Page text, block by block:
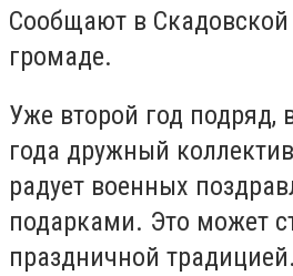
Сообщают в Скадовской
громаде.
Уже второй год подряд,
года дружный
радует военных
подарками. Это может
праздничной